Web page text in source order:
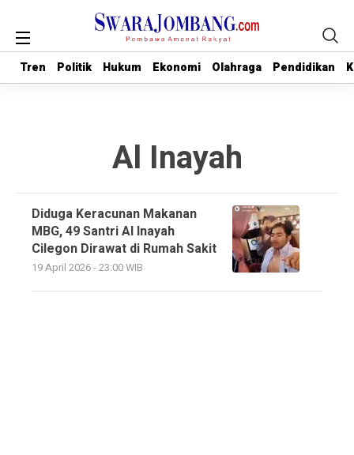
Tren Politik Hukum Ekonomi Olahraga Pendidikan
Tren Politik Hukum Ekonomi Olahraga Pendidikan
Al Inayah
Diduga Keracunan Makanan
MBG, 49 Santri Al Inayah
Cilegon Dirawat di Rumah Sakit
19 April 2026 - 23:00 WIB